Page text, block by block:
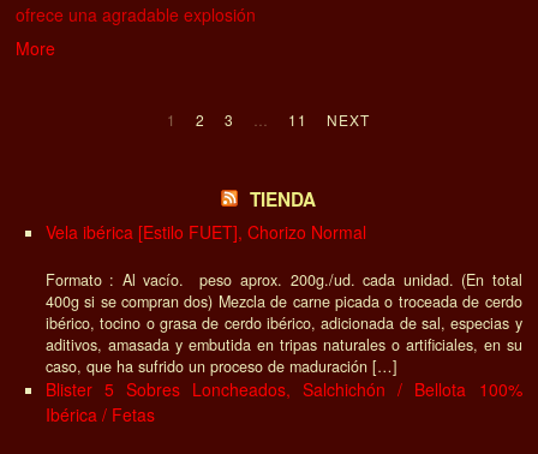
ofrece una agradable explosión
More
1 2 3 11 NEXT
TIENDA
Vela ibérica [Estilo FUET], Chorizo Normal
Formato : Al vacío. peso aprox. 200g./ud. cada unidad. (En total
400g si se compran dos) Mezcla de carne picada o troceada de cerdo
ibérico, tocino o grasa de cerdo ibérico, adicionada de sal, especias y
aditivos, amasada y embutida en tripas naturales o artificiales, en su
caso, que ha sufrido un proceso de maduración […]
Blister 5 Sobres Loncheados, Salchichón / Bellota 100%
Ibérica / Fetas